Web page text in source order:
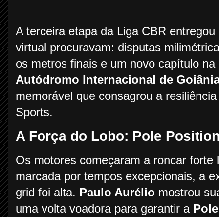
A terceira etapa da Liga CBR
virtual procuravam: disputas
os metros finais e um novo capítulo
Autódromo Internacional de
memorável que consagrou a
Sports.
A Força do Lobo: Pole
Os motores começaram a roncar
marcada por tempos excepcionais, a
grid foi alta. Paulo Aurélio mostrou
uma volta voadora para garantir a